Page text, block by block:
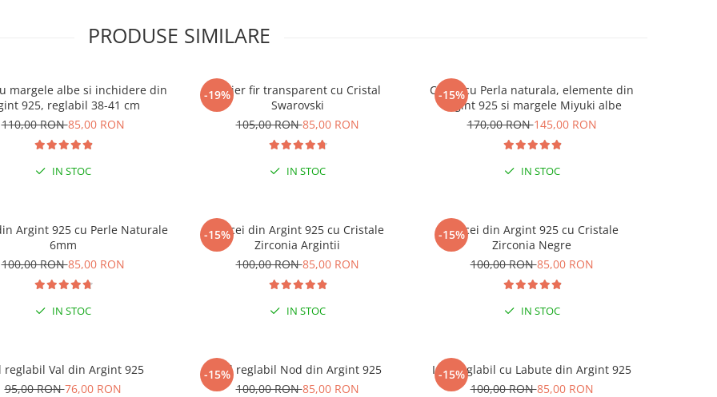
PRODUSE SIMILARE
REDUCERE CU CODUL
”VARA”
COMENZI DE MINIM 99 RON
margele albe si inchidere din
925, reglabil 38-41 cm
110,00 RON85,00 RON
IN STOC
-19%
Colier fir transparent cu Cristal
Swarovski
105,00 RON85,00 RON
IN STOC
-15%
Colier cu Perla naturala, elemente din
Argint 925 si margele Miyuki albe
170,00 RON145,00 RON
IN STOC
Argint 925 cu Perle Naturale
6mm
100,00 RON85,00 RON
IN STOC
-15%
Cercei din Argint 925 cu Cristale
Zirconia Argintii
100,00 RON85,00 RON
IN STOC
-15%
Cercei din Argint 925 cu Cristale
Zirconia Negre
100,00 RON85,00 RON
IN STOC
reglabil Val din Argint 925
95,00 RON76,00 RON
-15%
Inel reglabil Nod din Argint 925
100,00 RON85,00 RON
-15%
Inel reglabil cu Labute din Argint 925
100,00 RON85,00 RON